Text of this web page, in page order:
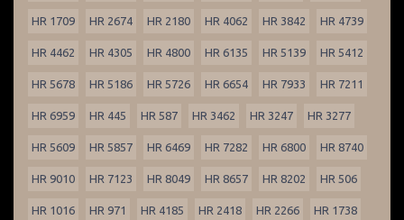
HR 1709 HR 2674 HR 2180 HR 4062 HR 3842 HR 4739
HR 4462 HR 4305 HR 4800 HR 6135 HR 5139 HR 5412
HR 5678 HR 5186 HR 5726 HR 6654 HR 7933 HR 7211
HR 6959 HR 445 HR 587 HR 3462 HR 3247 HR 3277
HR 5609 HR 5857 HR 6469 HR 7282 HR 6800 HR 8740
HR 9010 HR 7123 HR 8049 HR 8657 HR 8202 HR 506
HR 1016 HR 971 HR 4185 HR 2418 HR 2266 HR 1738